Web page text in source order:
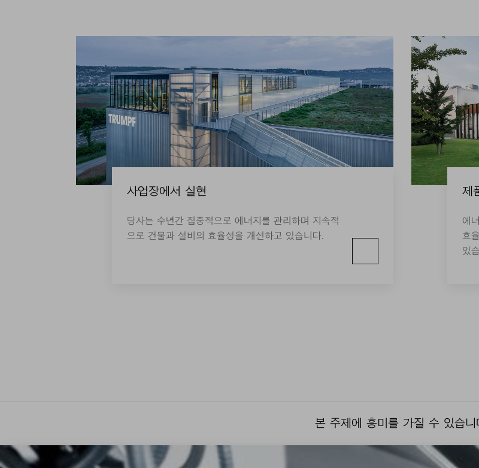
사업장에서 실현
당사는 수년간 집중적으로 에너지를 관리하며 지속적
으로 건물과 설비의 효율성을 개선하고 있습니다.
제
에
효
있
본 주제에 흥미를 가질 수 있습니